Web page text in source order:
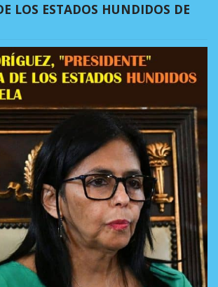
LOS ESTADOS HUNDIDOS DE